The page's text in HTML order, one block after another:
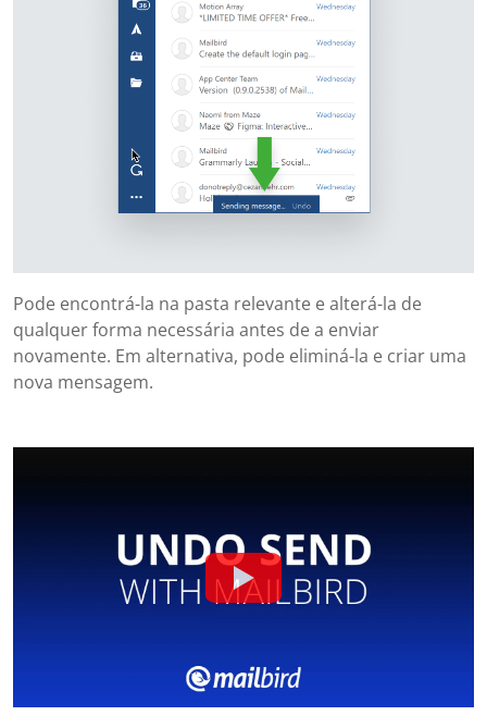
Pode encontrá-la na pasta relevante e alterá-la de
qualquer forma necessária antes de a enviar
novamente. Em alternativa, pode eliminá-la e criar uma
nova mensagem.